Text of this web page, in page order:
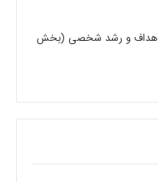
اهداف و رشد شخصی (بخش